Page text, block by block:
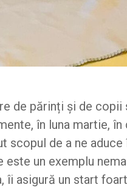
de părinți și de
în luna martie,
scopul de a ne
un exemplu
asigură un start